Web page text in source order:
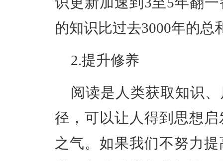
的知识比过去3000年的总
2.提升修养
阅读是人类获取知识
径，可以让人得到思想
之气。如果我们不努力